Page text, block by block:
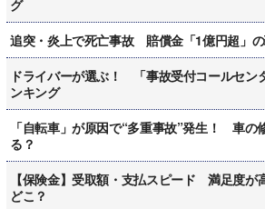
グ
追突・炎上で死亡事故 賠償金「1億円超」
ドライバーが選ぶ！ 「事故受付コールセン
ンキング
「自転車」が原因で“多重事故”発生！ 車の
る？
【保険金】受取額・支払スピード 満足度が
どこ？